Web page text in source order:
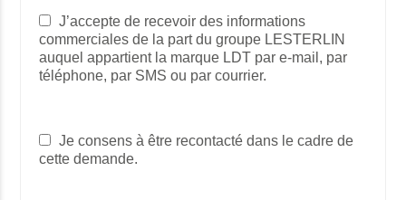
J’accepte de recevoir des informations
commerciales de la part du groupe LESTERLIN
auquel appartient la marque LDT par e-mail, par
téléphone, par SMS ou par courrier.
Je consens à être recontacté dans le cadre de
cette demande.